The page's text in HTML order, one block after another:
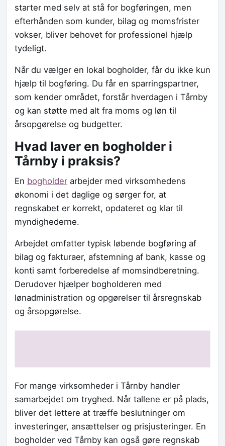
starter med selv at stå for bogføringen, men
efterhånden som kunder, bilag og momsfrister
vokser, bliver behovet for professionel hjælp
tydeligt.
Når du vælger en lokal bogholder, får du ikke kun
hjælp til bogføring. Du får en sparringspartner,
som kender området, forstår hverdagen i Tårnby
og kan støtte med alt fra moms og løn til
årsopgørelse og budgetter.
Hvad laver en bogholder i
Tårnby i praksis?
En bogholder arbejder med virksomhedens
økonomi i det daglige og sørger for, at
regnskabet er korrekt, opdateret og klar til
myndighederne.
Arbejdet omfatter typisk løbende bogføring af
bilag og fakturaer, afstemning af bank, kasse og
konti samt forberedelse af momsindberetning.
Derudover hjælper bogholderen med
lønadministration og opgørelser til årsregnskab
og årsopgørelse.
For mange virksomheder i Tårnby handler
samarbejdet om tryghed. Når tallene er på plads,
bliver det lettere at træffe beslutninger om
investeringer, ansættelser og prisjusteringer. En
bogholder ved Tårnby kan også gøre regnskab